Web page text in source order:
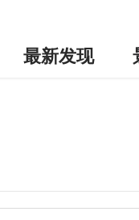
最新发现